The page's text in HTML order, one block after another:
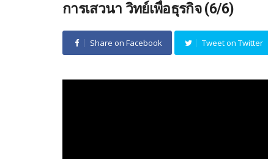
การเสวนา วิทย์เพื่อธุรกิจ (6/6)
Share on Facebook Tweet on Twitter